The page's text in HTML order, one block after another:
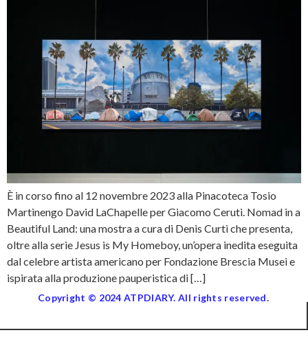
È in corso fino al 12 novembre 2023 alla Pinacoteca Tosio
Martinengo David LaChapelle per Giacomo Ceruti. Nomad in a
Beautiful Land: una mostra a cura di Denis Curti che presenta,
oltre alla serie Jesus is My Homeboy, un’opera inedita eseguita
dal celebre artista americano per Fondazione Brescia Musei e
ispirata alla produzione pauperistica di […]
Copyright © 2024 ATPDIARY. All rights reserved.